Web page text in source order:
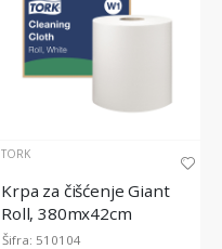
TORK
Krpa za čišćenje Giant
Roll, 380mx42cm
Šifra: 510104